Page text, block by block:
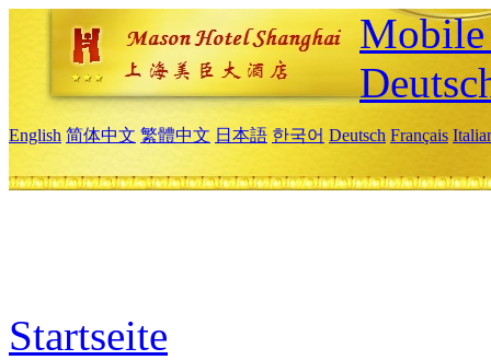
English 简体中文 繁體中文 日本語 한국어 Deutsch Français
Startseite